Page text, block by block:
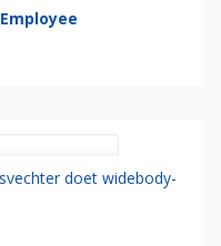
doet widebody-